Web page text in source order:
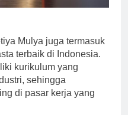
Mulya juga termasuk
terbaik di Indonesia.
kurikulum yang
sehingga
di pasar kerja yang